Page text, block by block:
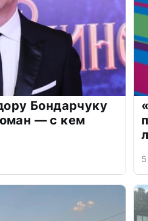
Бондарчуку
— с кем